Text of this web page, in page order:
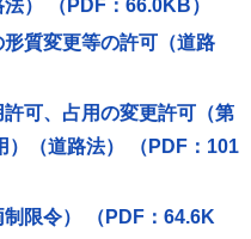
） （PDF：66.0KB）
質変更等の許可（道路
可、占用の変更許可（第
）（道路法） （PDF：101
限令） （PDF：64.6K